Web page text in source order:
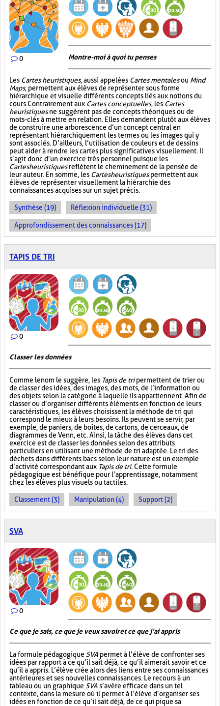
0 Montre-moi à quoi tu penses
Les Cartes heuristiques, aussi appelées Cartes mentalesou Mind
Maps, permettent aux élèves de représenter sous forme
hiérarchique et visuelle différents concepts liés aux notions du
cours. Contrairement aux Cartes conceptuelles, les Cartes
heuristiquesne suggèrent pas de concepts théoriques ou de
mots-clés à mettre en relation. Elles demandent plutôt aux élèves
de construire une arborescence d’un concept central en
représentant hiérarchiquement les termes ou les images qui y
sont associés. D’ailleurs, l’utilisation de couleurs et de dessins
peut aider à rendre les cartes plus significatives visuellement. Il
s’agit donc d’un exercice très personnel puisque les
Cartes heuristiquesreflètent le cheminement de la pensée de
leur auteur. En somme, les Cartes heuristiquespermettent aux
élèves de représenter visuellement la hiérarchie des
connaissances acquises sur un sujet précis.
Synthèse (19) Réflexion individuelle (31)
Approfondissement des connaissances (17)
TAPIS DE TRI
0
Classer les données
Comme le nom le suggère, les Tapis de tripermettent de trier ou
de classer des idées, des images, des mots, de l’information ou
des objets selon la catégorie à laquelle ils appartiennent. Afin de
classer ou d’organiser différents éléments en fonction de leurs
caractéristiques, les élèves choisissent la méthode de tri qui
correspond le mieux à leurs besoins. Ils peuvent se servir, par
exemple, de paniers, de boîtes, de cartons, de cerceaux, de
diagrammes de Venn, etc. Ainsi, la tâche des élèves dans cet
exercice est de classer les données selon des attributs
particuliers en utilisant une méthode de tri adaptée. Le tri des
déchets dans différents bacs selon leur nature est un exemple
d’activité correspondant aux Tapis de tri. Cette formule
pédagogique est bénéfique pour l’apprentissage, notamment
chez les élèves plus visuels ou tactiles.
Classement (3) Manipulation (4) Support (2)
SVA
0
Ce que je sais, ce que je veux savoir et ce que j’ai appris
La formule pédagogique SVA permet à l’élève de confronter ses
idées par rapport à ce qu’il sait déjà, ce qu’il aimerait savoir et ce
qu’il a appris. L’élève crée alors des liens entre ses connaissances
antérieures et ses nouvelles connaissances. Le recours à un
tableau ou un graphique SVA s’avère efficace dans un tel
contexte, dans la mesure où il permet à l’élève d’organiser ses
idées en fonction de ce qu’il sait déjà, de ce qui pique sa